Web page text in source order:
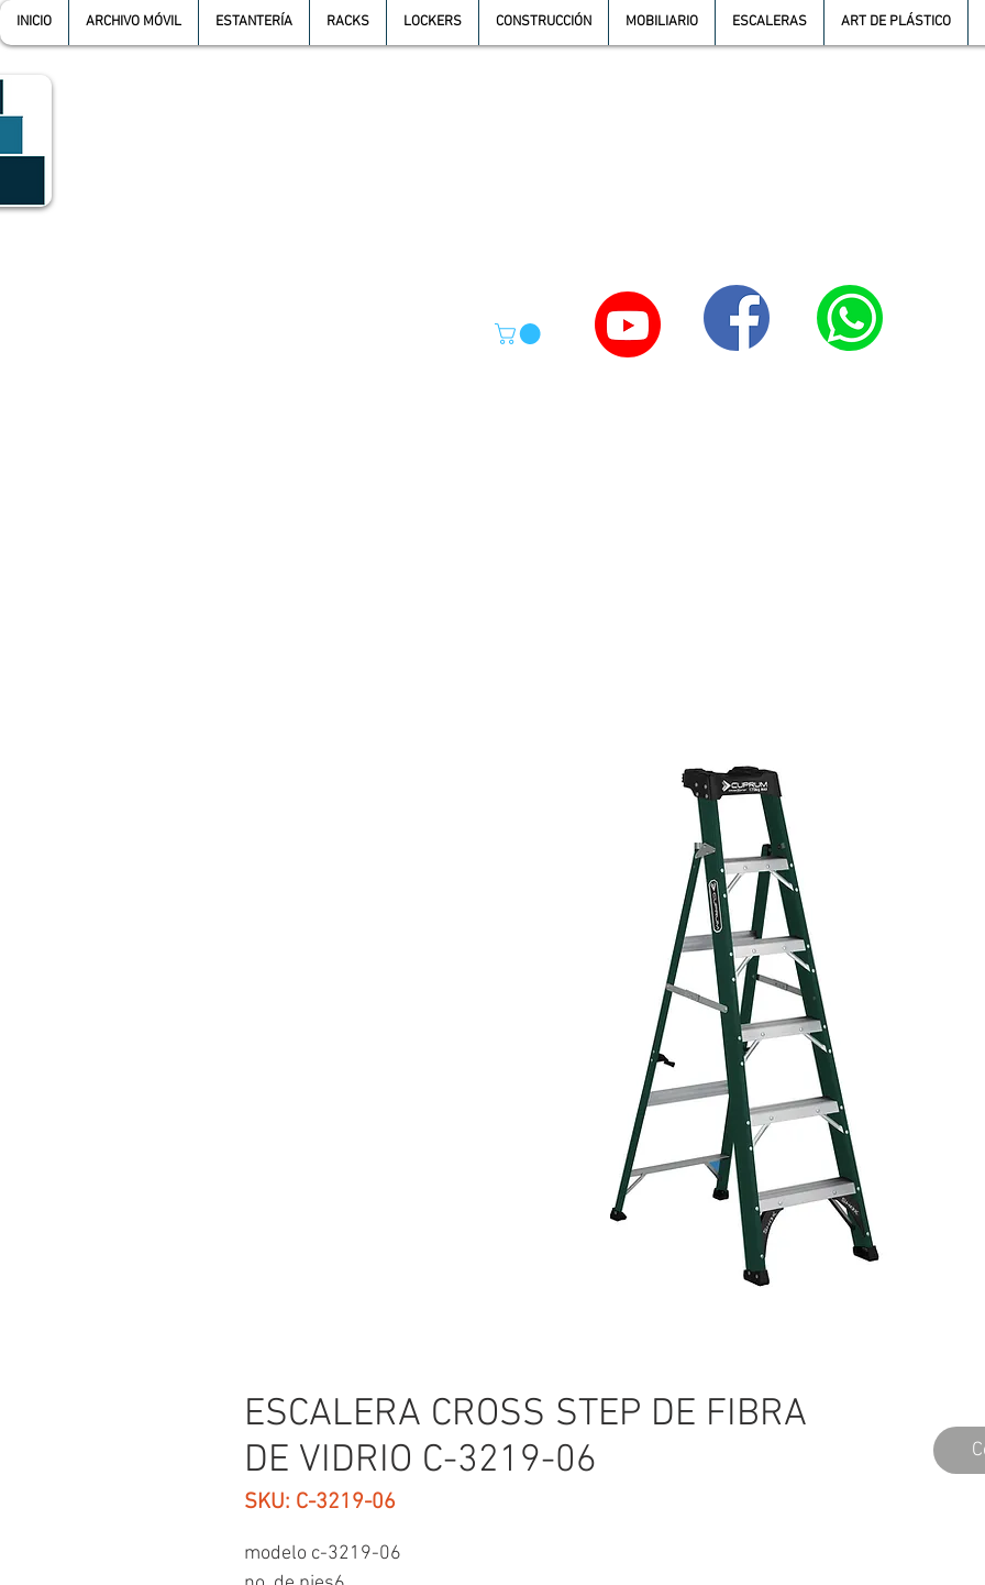
INICIO ARCHIVO MÓVIL ESTANTERÍA RACKS LOCKERS CONSTRUCCIÓN MOBILIARIO ESCALERAS ART DE PLÁSTICO
ESCALERA CROSS STEP DE FIBRA
DE VIDRIO C-3219-06
SKU: C-3219-06
modelo c-3219-06